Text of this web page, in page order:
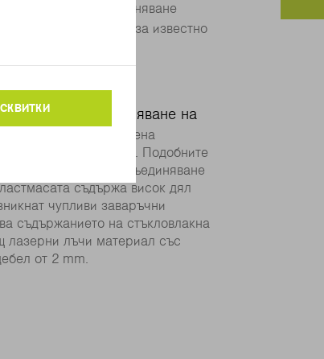
μm. За трайно съединяване
свързвани детайла за известно
е представена
материали. Подобните
стабилност на съединяване
съдържа висок дял
чупливи заваръчни
съдържанието на стъкловлакна
лазерни лъчи материал със
от 2 mm.
лазерното заваряване на